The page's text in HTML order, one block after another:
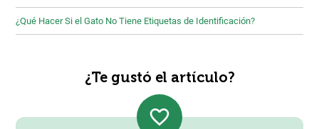
¿Qué Hacer Si el Gato No Tiene Etiquetas de Identificación?
¿Te gustó el artículo?
favorite_border